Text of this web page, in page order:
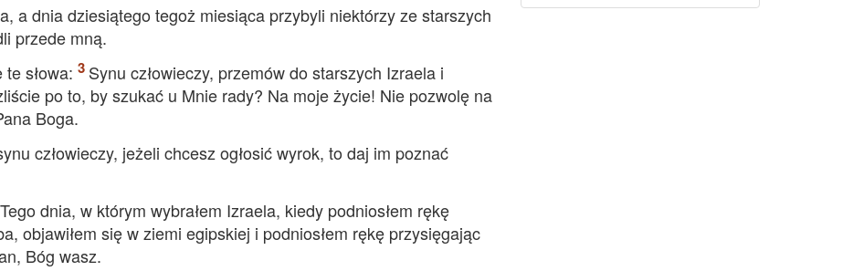
a dnia dziesiątego tegoż miesiąca przybyli niektórzy ze starszych
przede mną.
słowa:
Synu człowieczy, przemów do starszych Izraela i
po to, by szukać u Mnie rady? Na moje życie! Nie pozwolę na
Boga.
człowieczy, jeżeli chcesz ogłosić wyrok, to daj im poznać
dnia, w którym wybrałem Izraela, kiedy podniosłem rękę
objawiłem się w ziemi egipskiej i podniosłem rękę przysięgając
Bóg wasz.